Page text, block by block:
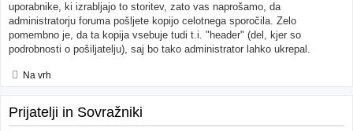
uporabnike, ki izrabljajo to storitev, zato vas naprošamo, da
administratorju foruma pošljete kopijo celotnega sporočila. Zelo
pomembno je, da ta kopija vsebuje tudi t.i. "header" (del, kjer so
podrobnosti o pošiljatelju), saj bo tako administrator lahko ukrepal.
Na vrh
Prijatelji in Sovražniki